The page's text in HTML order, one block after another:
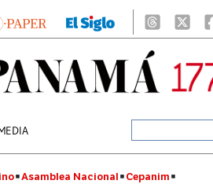
Asamblea Nacional Cepanim